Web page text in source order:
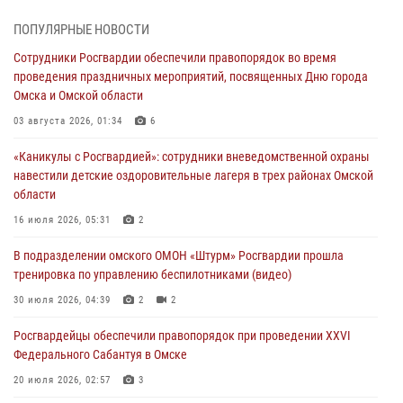
тренировка по управлению беспилотниками (видео)
30 июля 2026, 04:39 2
Росгвардия обеспечила безопасность уникального передвижного
29 июля 2026, 01:49
Росгвардейцы приняли участие в крестном ходе в День крещения
Руси в Омске
При содействии спецназа Росгвардии пресечены нарушения
миграционного законодательства в Омске (видео)
ПОПУЛЯРНЫЕ НОВОСТИ
Сотрудники Росгвардии обеспечили правопорядок во время
проведения праздничных мероприятий, посвященных Дню города
Омска и Омской области
03 августа 2026, 01:34 6
«Каникулы с Росгвардией»: сотрудники вневедомственной охраны
навестили детские оздоровительные лагеря в трех районах Омской
области
16 июля 2026, 05:31 2
В подразделении омского ОМОН «Штурм» Росгвардии прошла
тренировка по управлению беспилотниками (видео)
30 июля 2026, 04:39 2 2
Росгвардейцы обеcпечили правопорядок при проведении XXVI
Федерального Сабантуя в Омске
20 июля 2026, 02:57 3